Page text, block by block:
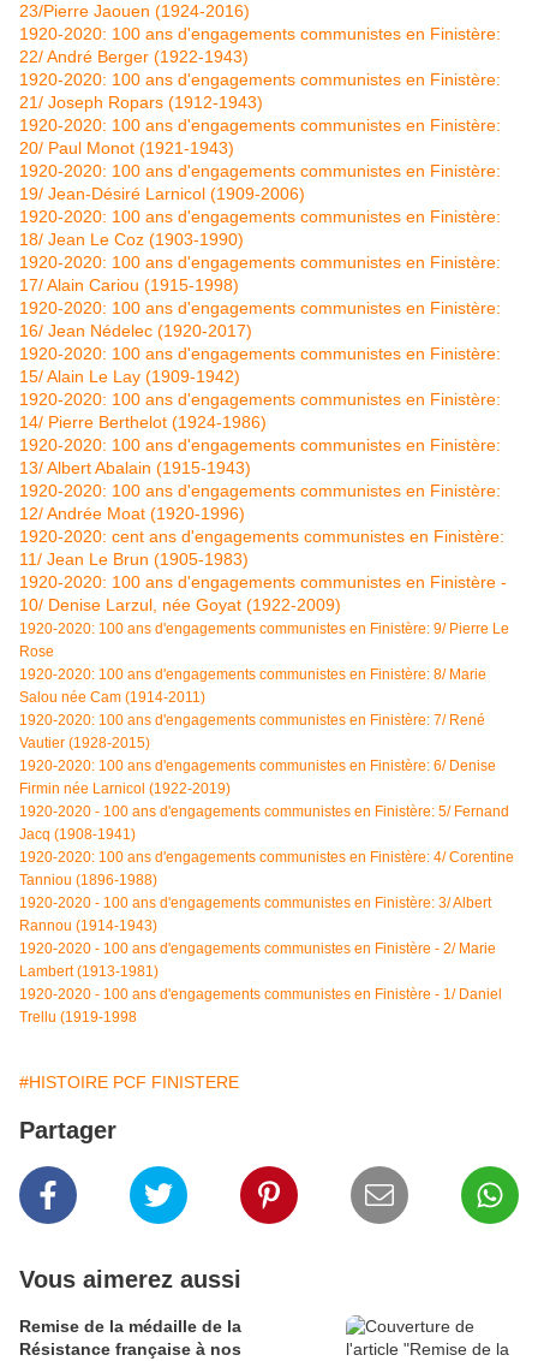
23/Pierre Jaouen (1924-2016)
1920-2020: 100 ans d'engagements communistes en Finistère:
22/ André Berger (1922-1943)
1920-2020: 100 ans d'engagements communistes en Finistère:
21/ Joseph Ropars (1912-1943)
1920-2020: 100 ans d'engagements communistes en Finistère:
20/ Paul Monot (1921-1943)
1920-2020: 100 ans d'engagements communistes en Finistère:
19/ Jean-Désiré Larnicol (1909-2006)
1920-2020: 100 ans d'engagements communistes en Finistère:
18/ Jean Le Coz (1903-1990)
1920-2020: 100 ans d'engagements communistes en Finistère:
17/ Alain Cariou (1915-1998)
1920-2020: 100 ans d'engagements communistes en Finistère:
16/ Jean Nédelec (1920-2017)
1920-2020: 100 ans d'engagements communistes en Finistère:
15/ Alain Le Lay (1909-1942)
1920-2020: 100 ans d'engagements communistes en Finistère:
14/ Pierre Berthelot (1924-1986)
1920-2020: 100 ans d'engagements communistes en Finistère:
13/ Albert Abalain (1915-1943)
1920-2020: 100 ans d'engagements communistes en Finistère:
12/ Andrée Moat (1920-1996)
1920-2020: cent ans d'engagements communistes en Finistère:
11/ Jean Le Brun (1905-1983)
1920-2020: 100 ans d'engagements communistes en Finistère -
10/ Denise Larzul, née Goyat (1922-2009)
1920-2020: 100 ans d'engagements communistes en Finistère: 9/ Pierre Le
Rose
1920-2020: 100 ans d'engagements communistes en Finistère: 8/ Marie
Salou née Cam (1914-2011)
1920-2020: 100 ans d'engagements communistes en Finistère: 7/ René
Vautier (1928-2015)
1920-2020: 100 ans d'engagements communistes en Finistère: 6/ Denise
Firmin née Larnicol (1922-2019)
1920-2020 - 100 ans d'engagements communistes en Finistère: 5/ Fernand
Jacq (1908-1941)
1920-2020: 100 ans d'engagements communistes en Finistère: 4/Corentine
Tanniou (1896-1988)
1920-2020 - 100 ans d'engagements communistes en Finistère: 3/ Albert
Rannou (1914-1943)
1920-2020 - 100 ans d'engagements communistes en Finistère - 2/ Marie
Lambert (1913-1981)
1920-2020 - 100 ans d'engagements communistes en Finistère - 1/ Daniel
Trellu (1919-1998
#HISTOIRE PCF FINISTERE
Partager
Vous aimerez aussi
Remise de la médaille de la
Résistance française à nos